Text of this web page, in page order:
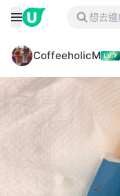
CoffeeholicM